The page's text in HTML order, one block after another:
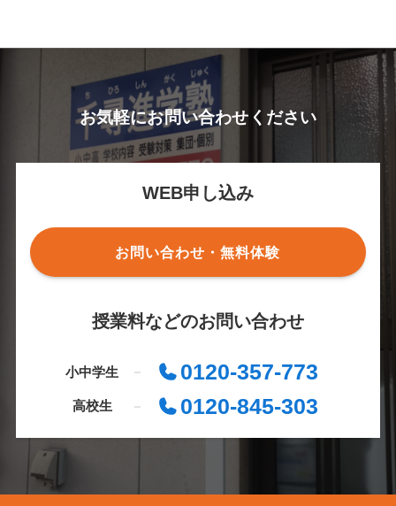
お気軽にお問い合わせください
WEB申し込み
お問い合わせ・無料体験
授業料などのお問い合わせ
小中学生 0120-357-773
高校生 0120-845-303